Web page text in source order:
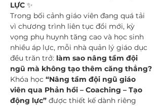
LỰC ✨
Trong bối cảnh giáo viên đang quá tải
vì chương trình liên tục đổi mới, kỳ
vọng phụ huynh tăng cao và học sinh
nhiều áp lực, mỗi nhà quản lý giáo dục
đều trăn trở: làm sao nâng tầm đội
ngũ mà không tạo thêm căng thẳng?
Khóa học “Nâng tầm đội ngũ giáo
viên qua Phản hồi – Coaching – Tạo
động lực” được thiết kế dành riêng